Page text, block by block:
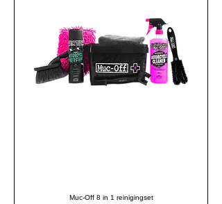
Muc-Off 8 in 1 reinigingset